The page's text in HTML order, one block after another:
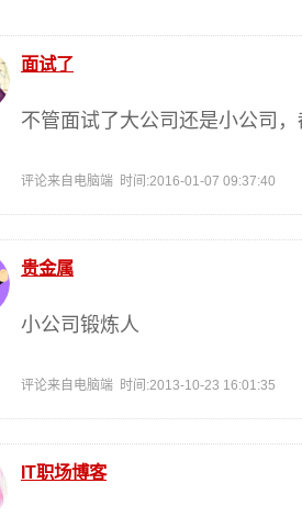
面试了
不管面试了大公司还是小公司，
评论来自电脑端 时间:2016-01-07 09:37:40
贵金属
小公司锻炼人
评论来自电脑端 时间:2013-10-23 16:01:35
IT职场博客